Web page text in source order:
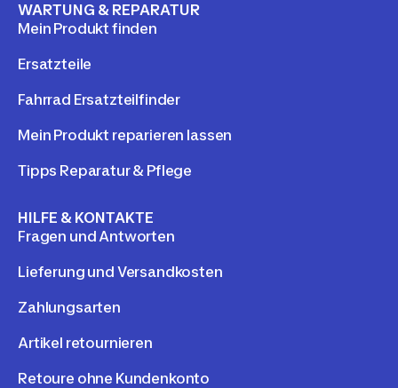
WARTUNG & REPARATUR
Mein Produkt finden
Ersatzteile
Fahrrad Ersatzteilfinder
Mein Produkt reparieren lassen
Tipps Reparatur & Pflege
HILFE & KONTAKTE
Fragen und Antworten
Lieferung und Versandkosten
Zahlungsarten
Artikel retournieren
Retoure ohne Kundenkonto